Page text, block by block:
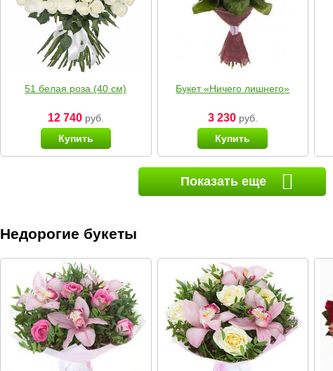
51 белая роза (40 см)
12 740руб.
Купить
Букет «Ничего лишнего»
3 230руб.
Купить
Показать еще
Недорогие букеты